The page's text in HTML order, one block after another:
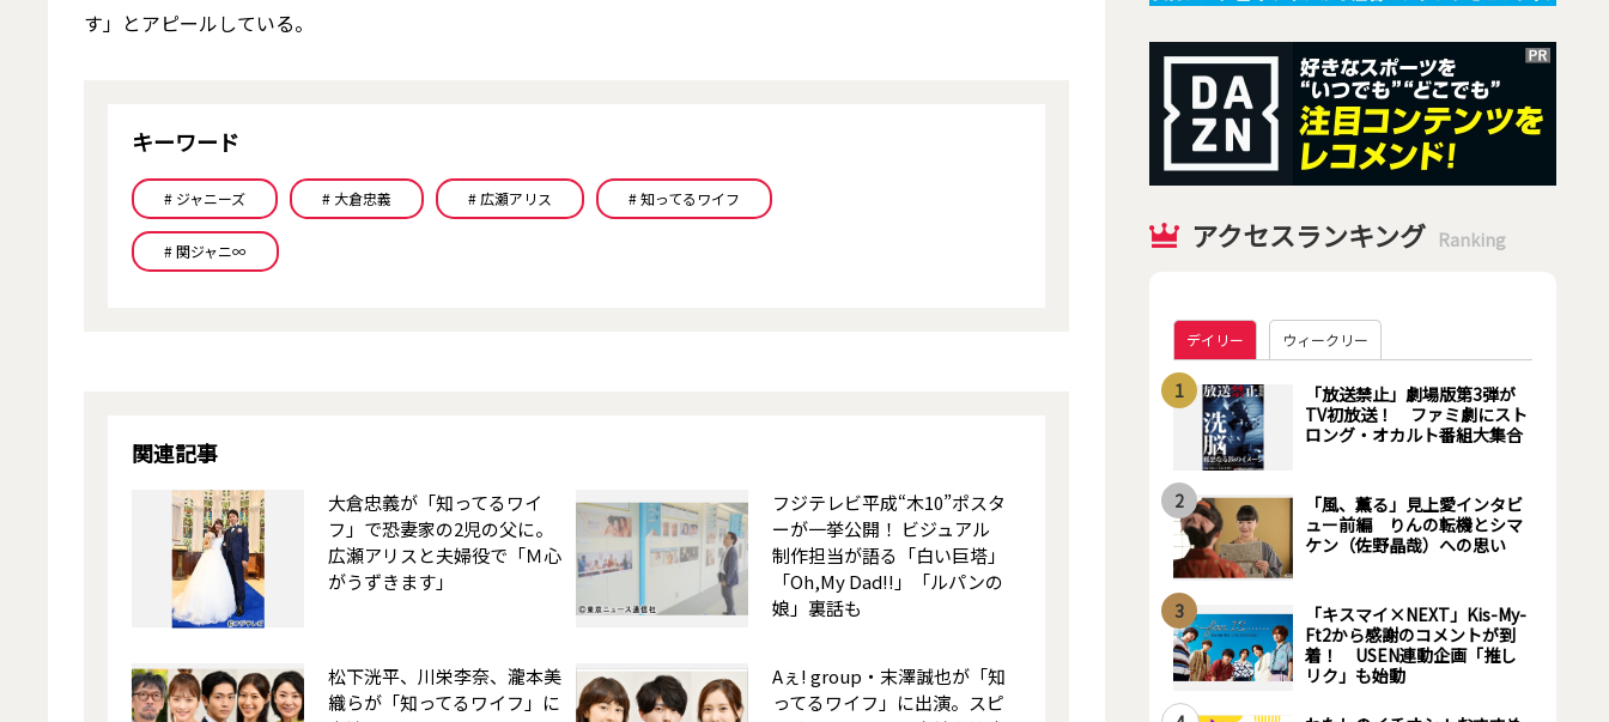
す」とアピールしている。
キーワード
# ジャニーズ # 大倉忠義 # 広瀬アリス # 知ってるワイフ
# 関ジャニ∞
関連記事
大倉忠義が「知ってるワイ
フ」で恐妻家の2児の父に。
広瀬アリスと夫婦役で「Ｍ心
がうずきます」
フジテレビ平成“木10”ポスタ
ーが一挙公開！ ビジュアル
制作担当が語る「白い巨塔」
「Oh,My Dad!!」「ルパンの
娘」裏話も
松下洸平、川栄李奈、瀧本美
織らが「知ってるワイフ」に
Aぇ! group・末澤誠也が「知
ってるワイフ」に出演。スピ
アクセスランキング Ranking
デイリー ウィークリー
1
「放送禁止」劇場版第3弾が
TV初放送！ ファミ劇にスト
ロング・オカルト番組大集合
2
「風、薫る」見上愛インタビ
ュー前編 りんの転機とシマ
ケン（佐野晶哉）への思い
3
「キスマイ×NEXT」Kis-My-
Ft2から感謝のコメントが到
着！ USEN連動企画「推し
リク」も始動